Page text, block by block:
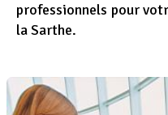
professionnels pour
la Sarthe.